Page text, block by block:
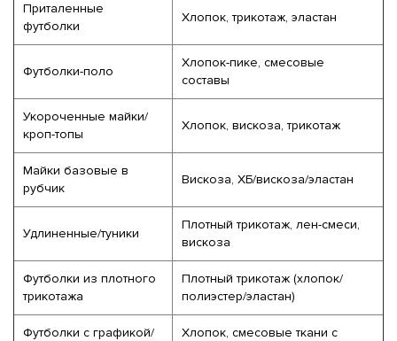
Приталенные
футболки
Хлопок, трикотаж, эластан
Футболки-поло
Хлопок-пике, смесовые
составы
Укороченные майки/
кроп-топы
Хлопок, вискоза, трикотаж
Майки базовые в
рубчик
Вискоза, ХБ/вискоза/эластан
Удлиненные/туники
Плотный трикотаж, лен-смеси,
вискоза
Футболки из плотного
трикотажа
Плотный трикотаж (хлопок/
полиэстер/эластан)
Футболки с графикой/
Хлопок, смесовые ткани с